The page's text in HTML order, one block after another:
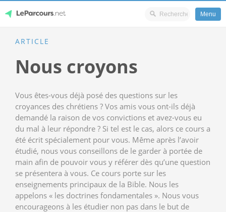
content
LeParcours.net
Menu
ARTICLE
Nous croyons
Vous êtes-vous déjà posé des questions sur les
croyances des chrétiens ? Vos amis vous ont-ils déjà
demandé la raison de vos convictions et avez-vous eu
du mal à leur répondre ? Si tel est le cas, alors ce cours a
été écrit spécialement pour vous. Même après l’avoir
étudié, nous vous conseillons de le garder à portée de
main afin de pouvoir vous y référer dès qu’une question
se présentera à vous. Ce cours porte sur les
enseignements principaux de la Bible. Nous les
appelons « les doctrines fondamentales ». Nous vous
encourageons à les étudier non pas dans le but de